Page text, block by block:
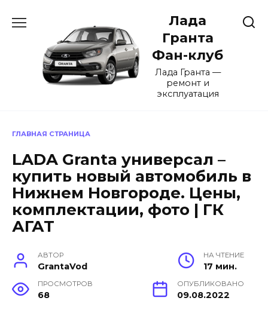
содержанию
Лада
Гранта
Фан-клуб
Лада Гранта —
ремонт и
эксплуатация
ГЛАВНАЯ СТРАНИЦА
LADA Granta универсал –
купить новый автомобиль в
Нижнем Новгороде. Цены,
комплектации, фото | ГК
АГАТ
АВТОР
GrantaVod
НА ЧТЕНИЕ
17 мин.
ПРОСМОТРОВ
68
ОПУБЛИКОВАНО
09.08.2022